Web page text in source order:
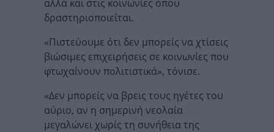
αλλά και στις κοινωνίες όπου
δραστηριοποιείται.
«Πιστεύουμε ότι δεν μπορείς να χτίσεις
βιώσιμες επιχειρήσεις σε κοινωνίες που
φτωχαίνουν πολιτιστικά», τόνισε.
«Δεν μπορείς να βρεις τους ηγέτες του
αύριο, αν η σημερινή νεολαία
μεγαλώνει χωρίς τη συνήθεια της